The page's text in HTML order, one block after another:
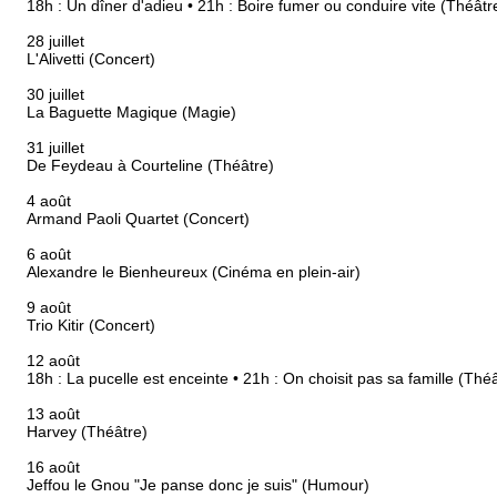
18h : Un dîner d'adieu • 21h : Boire fumer ou conduire vite
28 juillet
L'Alivetti (Concert)
30 juillet
La Baguette Magique (Magie)
31 juillet
De Feydeau à Courteline (Théâtre)
4 août
Armand Paoli Quartet (Concert)
6 août
Alexandre le Bienheureux (Cinéma en plein-air)
9 août
Trio Kitir (Concert)
12 août
18h : La pucelle est enceinte • 21h : On choisit pas sa famille
13 août
Harvey (Théâtre)
16 août
Jeffou le Gnou "Je panse donc je suis" (Humour)